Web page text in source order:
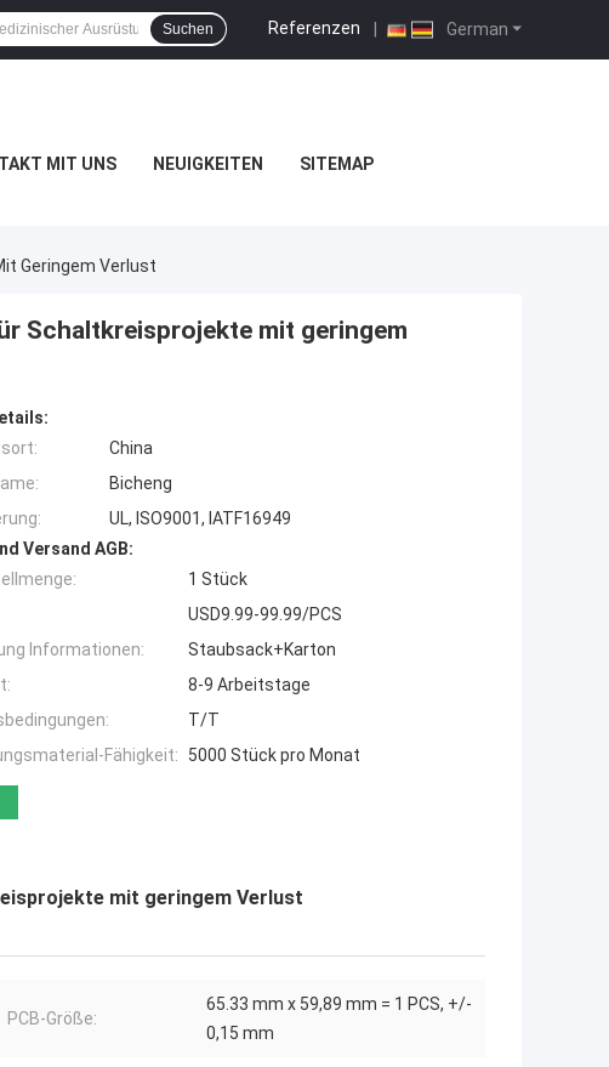
German
Referenzen |
Suchen
MIT UNS NEUIGKEITEN SITEMAP
Geringem Verlust
Schaltkreisprojekte mit geringem
China
Bicheng
UL, ISO9001, IATF16949
Versand AGB:
1 Stück
USD9.99-99.99/PCS
Informationen:
Staubsack+Karton
8-9 Arbeitstage
T/T
Fähigkeit:
5000 Stück pro Monat
mit geringem Verlust
PCB-Größe:
65.33 mm x 59,89 mm = 1 PCS, +/-
0,15 mm